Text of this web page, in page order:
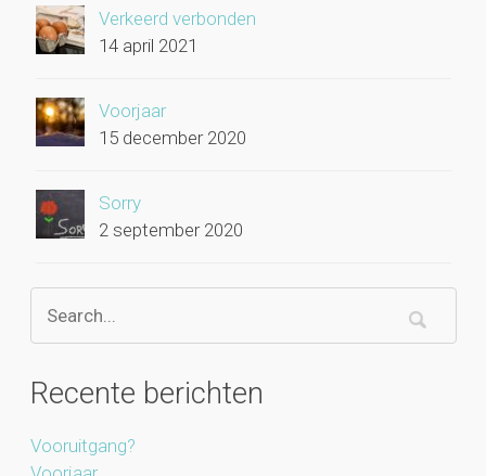
Verkeerd verbonden
14 april 2021
Voorjaar
15 december 2020
Sorry
2 september 2020
Recente berichten
Vooruitgang?